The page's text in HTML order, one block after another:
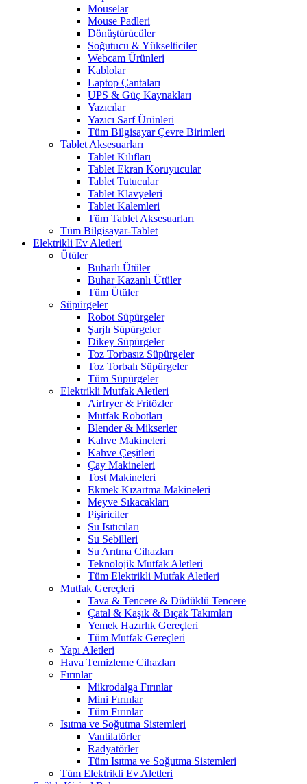
Mouselar
Mouse Padleri
Dönüştürücüler
Soğutucu & Yükselticiler
Webcam Ürünleri
Kablolar
Laptop Çantaları
UPS & Güç Kaynakları
Yazıcılar
Yazıcı Sarf Ürünleri
Tüm Bilgisayar Çevre Birimleri
Tablet Aksesuarları
Tablet Kılıfları
Tablet Ekran Koruyucular
Tablet Tutucular
Tablet Klavyeleri
Tablet Kalemleri
Tüm Tablet Aksesuarları
Tüm Bilgisayar-Tablet
Elektrikli Ev Aletleri
Ütüler
Buharlı Ütüler
Buhar Kazanlı Ütüler
Tüm Ütüler
Süpürgeler
Robot Süpürgeler
Şarjlı Süpürgeler
Dikey Süpürgeler
Toz Torbasız Süpürgeler
Toz Torbalı Süpürgeler
Tüm Süpürgeler
Elektrikli Mutfak Aletleri
Airfryer & Fritözler
Mutfak Robotları
Blender & Mikserler
Kahve Makineleri
Kahve Çeşitleri
Çay Makineleri
Tost Makineleri
Ekmek Kızartma Makineleri
Meyve Sıkacakları
Pişiriciler
Su Isıtıcıları
Su Sebilleri
Su Arıtma Cihazları
Teknolojik Mutfak Aletleri
Tüm Elektrikli Mutfak Aletleri
Mutfak Gereçleri
Tava & Tencere & Düdüklü Tencere
Çatal & Kaşık & Bıçak Takımları
Yemek Hazırlık Gereçleri
Tüm Mutfak Gereçleri
Yapı Aletleri
Hava Temizleme Cihazları
Fırınlar
Mikrodalga Fırınlar
Mini Fırınlar
Tüm Fırınlar
Isıtma ve Soğutma Sistemleri
Vantilatörler
Radyatörler
Tüm Isıtma ve Soğutma Sistemleri
Tüm Elektrikli Ev Aletleri